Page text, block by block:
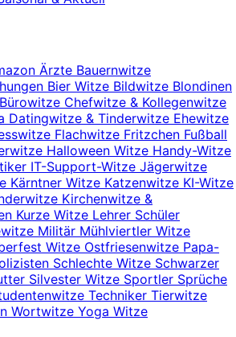
Ärzte Bauernwitze
Bier Witze Bildwitze Blondinen
Bürowitze Chefwitze & Kollegenwitze
Datingwitze & Tinderwitze Ehewitze
Flachwitze Fritzchen Fußball
Halloween Witze Handy-Witze
IT-Support-Witze Jägerwitze
Kärntner Witze Katzenwitze KI-Witze
Kirchenwitze &
Kurze Witze Lehrer Schüler
Militär Mühlviertler Witze
Witze Ostfriesenwitze Papa-
Schlechte Witze Schwarzer
Silvester Witze Sportler Sprüche
Techniker Tierwitze
Wortwitze Yoga Witze